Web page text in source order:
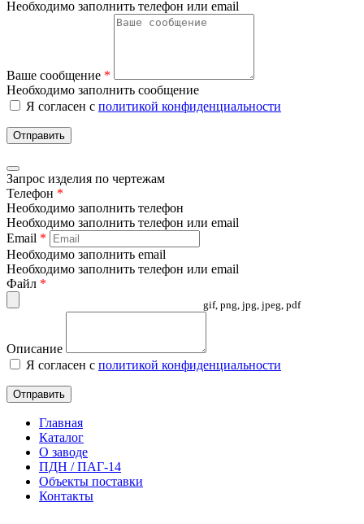
Необходимо заполнить телефон или email
Ваше сообщение *
Необходимо заполнить сообщение
Я согласен с политикой конфиденциальности
Отправить
Запрос изделия по чертежам
Телефон *
Необходимо заполнить телефон
Необходимо заполнить телефон или email
Email *
Необходимо заполнить email
Необходимо заполнить телефон или email
Файл *
gif, png, jpg, jpeg, pdf
Описание
Я согласен с политикой конфиденциальности
Отправить
Главная
Каталог
О заводе
ПДН / ПАГ-14
Объекты поставки
Контакты